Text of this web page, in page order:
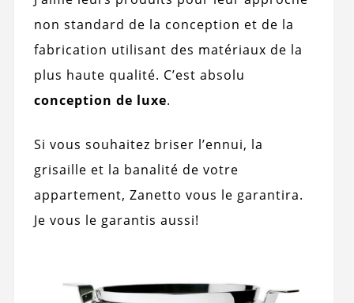
non standard de la conception et de la
fabrication utilisant des matériaux de la
plus haute qualité. C’est absolu
conception de luxe.
Si vous souhaitez briser l’ennui, la
grisaille et la banalité de votre
appartement, Zanetto vous le garantira.
Je vous le garantis aussi!